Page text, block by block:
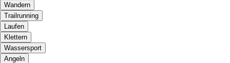
Wandern
Trailrunning
Laufen
Klettern
Wassersport
Angeln